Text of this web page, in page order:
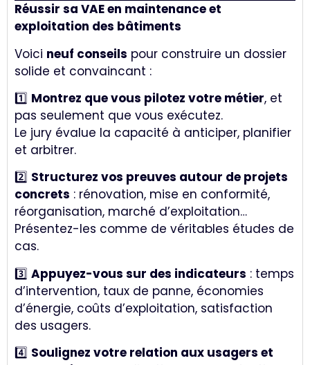
Réussir sa VAE en maintenance et
exploitation des bâtiments
Voici neuf conseils pour construire un dossier
solide et convaincant :
1️⃣ Montrez que vous pilotez votre métier, et
pas seulement que vous exécutez.
Le jury évalue la capacité à anticiper, planifier
et arbitrer.
2️⃣ Structurez vos preuves autour de projets
concrets : rénovation, mise en conformité,
réorganisation, marché d’exploitation…
Présentez-les comme de véritables études de
cas.
3️⃣ Appuyez-vous sur des indicateurs : temps
d’intervention, taux de panne, économies
d’énergie, coûts d’exploitation, satisfaction
des usagers.
4️⃣ Soulignez votre relation aux usagers et